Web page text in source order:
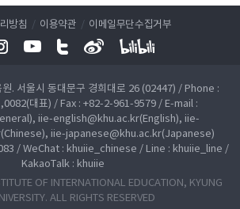
방침 / 이용약관 / 이메일무단수집거부
. 서울시 동대문구 경희대로 26 (02447) / Phone :
대표) / Fax : +82-2-961-9579 / E-mail :
iie-english@khu.ac.kr(English), iie-
iie-japanese@khu.ac.kr(Japanese)
/ WeChat : khuiie_chinese / Line : khuiie_line /
KakaoTalk : khuiie
OF INTERNATIONAL EDUCATION, KYUNG
ALL RIGHTS RESERVED